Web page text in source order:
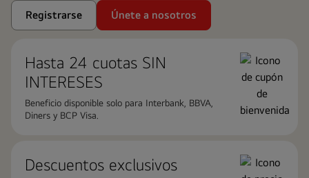
Registrarse
Únete a nosotros
Hasta 24 cuotas ​SIN
INTERESES
Beneficio disponible solo para Interbank, BBVA,
Diners y BCP Visa.
Descuentos exclusivos